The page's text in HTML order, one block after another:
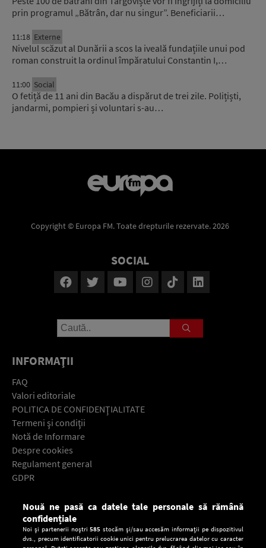
prin programul „Bătrân, dar nu singur”. Beneficiarii…
11:18 Externe
Nivelul scăzut al Dunării a scos la iveală fundațiile unui pod
roman construit la ordinul împăratului Constantin I,…
11:00 Social
O fetiță de 11 ani din Bacău a dispărut de trei zile. Polițiști,
jandarmi, pompieri și voluntari s-au…
Copyright © Europa FM. Toate drepturile rezervate. 2026
SOCIAL
INFORMAŢII
FAQ
Valori editoriale
POLITICA DE CONFIDENŢIALITATE
Termeni şi condiţii
Notă de Informare
Despre cookies
Regulament general
GDPR
Descarcă gratuit aplicaţia Europa FM pentru smartphone:
Nouă ne pasă ca datele tale personale să rămână
confidențiale
Noi și partenerii noștri585 stocăm și/sau accesăm informații pe dispozitivul
dvs., precum identificatorii cookie unici pentru prelucrarea datelor cu caracter